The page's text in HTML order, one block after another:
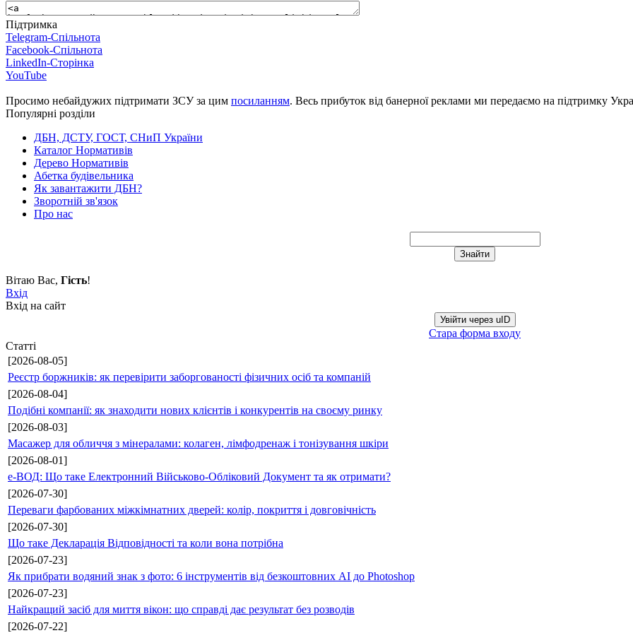
Підтримка
Telegram-Спільнота
Facebook-Спільнота
LinkedIn-Сторінка
YouTube
Просимо небайдужих підтримати ЗСУ за цим посиланням. Весь прибуток від банерної реклами ми передаємо на підтримку
Популярні розділи
ДБН, ДСТУ, ГОСТ, СНиП України
Каталог Нормативів
Дерево Нормативів
Абетка будівельника
Як завантажити ДБН?
Зворотній зв'язок
Про нас
Вітаю Вас, Гість!
Вхід
Вхід на сайт
Увійти через uID
Стара форма входу
Статті
[2026-08-05]
Реєстр боржників: як перевірити заборгованості фізичних осіб та компаній
[2026-08-04]
Подібні компанії: як знаходити нових клієнтів і конкурентів на своєму ринку
[2026-08-03]
Масажер для обличчя з мінералами: колаген, лімфодренаж і тонізування шкіри
[2026-08-01]
е-ВОД: Що таке Електронний Військово-Обліковий Документ та як отримати?
[2026-07-30]
Переваги фарбованих міжкімнатних дверей: колір, покриття і довговічність
[2026-07-30]
Що таке Декларація Відповідності та коли вона потрібна
[2026-07-23]
Як прибрати водяний знак з фото: 6 інструментів від безкоштовних AI до Photoshop
[2026-07-23]
Найкращий засіб для миття вікон: що справді дає результат без розводів
[2026-07-22]